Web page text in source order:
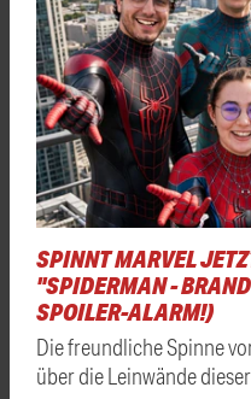
SPINNT MARVEL
"SPIDERMAN -
SPOILER-ALARM!)
Die freundliche Spinne
über die Leinwände